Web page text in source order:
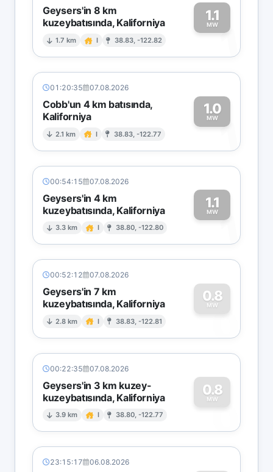
Geysers'in 8 km
kuzeybatısında, Kaliforniya
1.7 km I 38.83, -122.82
1.1
MW1
01:20:35 07.08.2026
Cobb'un 4 km batısında,
Kaliforniya
2.1 km I 38.83, -122.77
1.0
MW1
00:54:15 07.08.2026
Geysers'in 4 km
kuzeybatısında, Kaliforniya
3.3 km I 38.80, -122.80
1.1
MW1
00:52:12 07.08.2026
Geysers'in 7 km
kuzeybatısında, Kaliforniya
2.8 km I 38.83, -122.81
0.8
MW
0
00:22:35 07.08.2026
Geysers'in 3 km kuzey-
kuzeybatısında, Kaliforniya
3.9 km I 38.80, -122.77
0.8
MW
0
23:15:17 06.08.2026